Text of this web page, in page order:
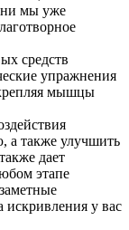
мы уже
средств
упражнения
мышцы
а также улучшить
дает
этапе
искривления у вас